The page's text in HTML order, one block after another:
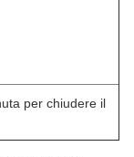
per chiudere il